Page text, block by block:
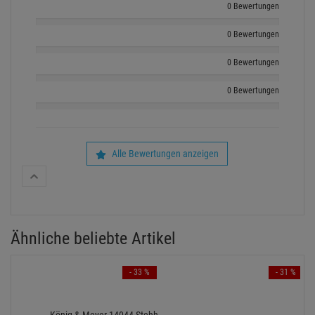
0 Bewertungen
0 Bewertungen
0 Bewertungen
0 Bewertungen
Alle Bewertungen anzeigen
Ähnliche beliebte Artikel
- 33 % - 31 %